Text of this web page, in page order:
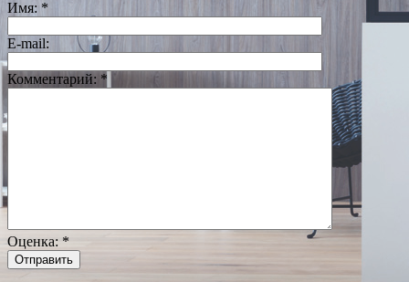
Имя: *
E-mail:
Комментарий: *
Оценка: *